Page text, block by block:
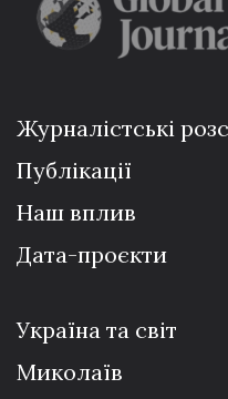
Журналістські
Публікації
Наш вплив
Дата-проєкти
Україна та світ
Миколаїв